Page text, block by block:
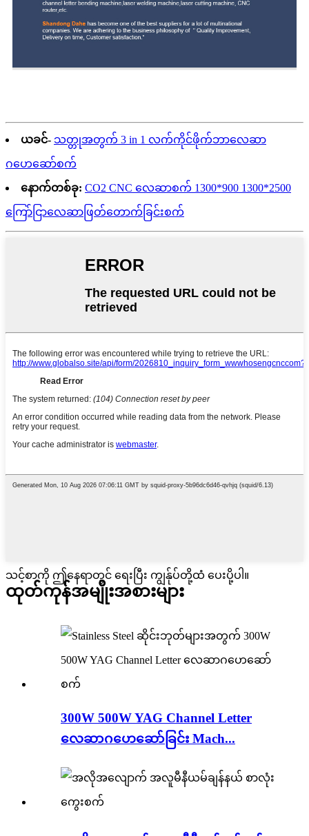
ယခင်- သတ္တုအတွက် 3 in 1 လက်ကိုင်ဖိုက်ဘာလေဆာ
ဂဟေဆော်စက်
နောက်တစ်ခု: CO2 CNC လေဆာစက် 1300*900 1300*2500
ကြော်ငြာလေဆာဖြတ်တောက်ခြင်းစက်
သင့်စာကို ဤနေရာတွင် ရေးပြီး ကျွန်ုပ်တို့ထံ ပေးပို့ပါ။
ထုတ်ကုန်အမျိုးအစားများ
300W 500W YAG Channel Letter
လေဆာဂဟေဆော်ခြင်း Mach...